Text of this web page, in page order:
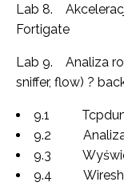
Lab 8.
Fortigate
Lab 9. Analiza
sniffer, flow) ?
9.1
9.2 Analiza
9.3
9.4